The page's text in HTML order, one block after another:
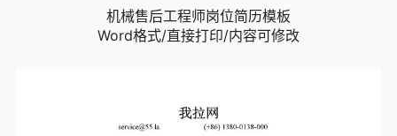
机械售后工程师岗位简历模板
Word格式/直接打印/内容可修改